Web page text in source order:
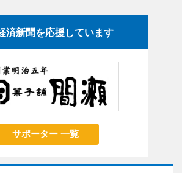
済新聞を応援しています
サポーター 一覧